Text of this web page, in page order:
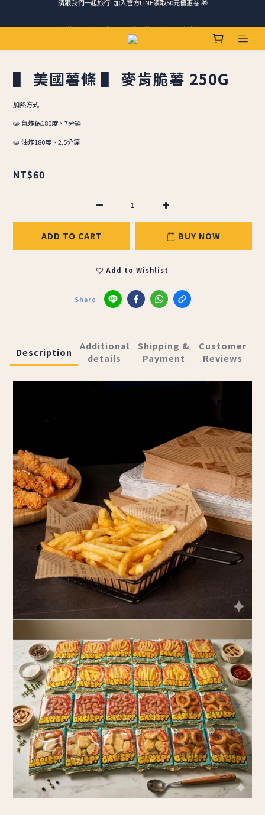
ＣＨＲＩＳＰＹ會員好禮｜集點換購物金+生日禮，獨家優惠不錯過！
請跟我們一起旅行! 加入官方LINE領取50元優惠卷 🎁
▌ 美國薯條 ▌ 麥肯脆薯 250G
加熱方式
🥧 氣炸鍋180度、7分鐘
🥧 油炸180度、2.5分鐘
NT$60
ADD TO CART BUY NOW
Add to Wishlist
Share
Description
Additional
details
Shipping &
Payment
Customer
Reviews